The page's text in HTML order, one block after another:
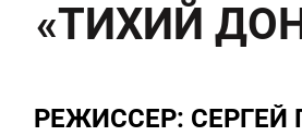
«ТИХИЙ
РЕЖИССЕР: СЕРГЕЙ